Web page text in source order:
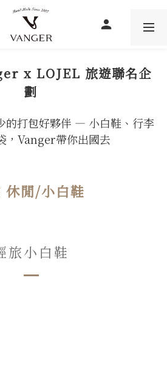
x LOJEL 旅遊聯名企
劃
的打包好夥伴 — 小白鞋、行李
，Vanger帶你出國去
休閒/小白鞋
旅小白鞋